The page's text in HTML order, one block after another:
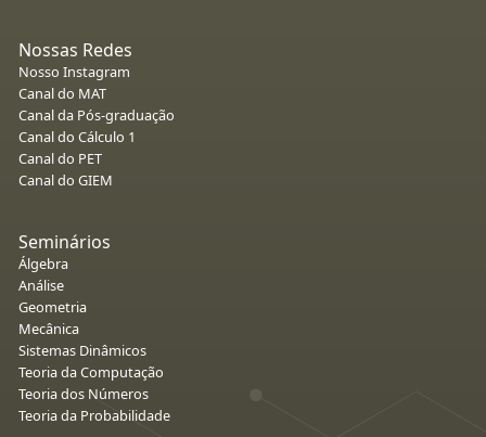
Nossas Redes
Nosso Instagram
Canal do MAT
Canal da Pós-graduação
Canal do Cálculo 1
Canal do PET
Canal do GIEM
Seminários
Álgebra
Análise
Geometria
Mecânica
Sistemas Dinâmicos
Teoria da Computação
Teoria dos Números
Teoria da Probabilidade